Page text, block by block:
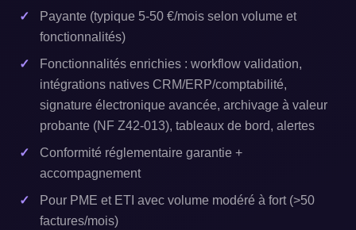
Payante (typique 5-50 €/mois selon volume et
fonctionnalités)
Fonctionnalités enrichies : workflow validation,
intégrations natives CRM/ERP/comptabilité,
signature électronique avancée, archivage à valeur
probante (NF Z42-013), tableaux de bord, alertes
Conformité réglementaire garantie +
accompagnement
Pour PME et ETI avec volume modéré à fort (>50
factures/mois)